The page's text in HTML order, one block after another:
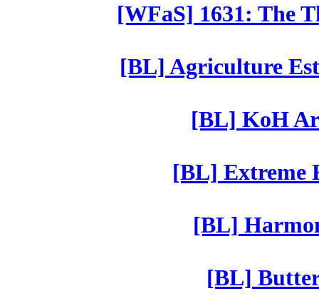
[WFaS] 1631: The
[BL] Agriculture
[BL] KoH
[BL] Extreme
[BL]
[BL]